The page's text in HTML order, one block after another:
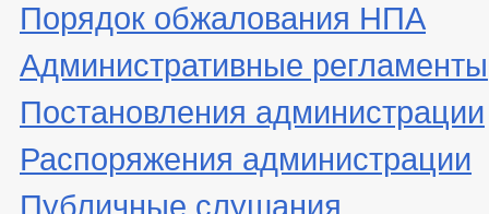
Порядок обжалования НПА
Административные регламенты
Постановления администрации
Распоряжения администрации
Публичные слушания